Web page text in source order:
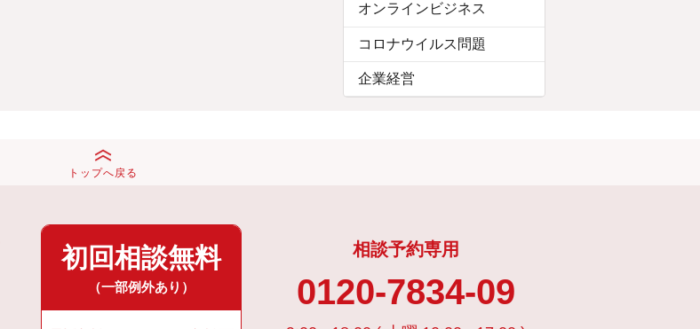
オンラインビジネス
コロナウイルス問題
企業経営
トップへ戻る
初回相談無料
（一部例外あり）
相談予約専用
0120-7834-09